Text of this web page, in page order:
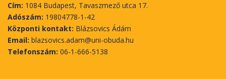
Cím: 1084 Budapest, Tavaszmező utca 17.
Adószám: 19804778-1-42
Központi kontakt: Blázsovics Ádám
Email: blazsovics.adam@uni-obuda.hu
Telefonszám: 06-1-666-5138